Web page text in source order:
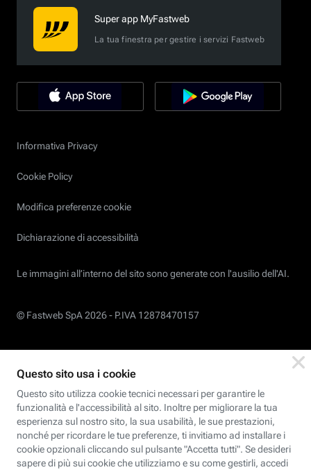
Super app MyFastweb
La tua finestra per gestire i servizi Fastweb
Informativa Privacy
Cookie Policy
Modifica preferenze cookie
Dichiarazione di accessibilità
Le immagini all’interno del sito sono generate con l'ausilio dell'AI.
© Fastweb SpA 2026 - P.IVA 12878470157